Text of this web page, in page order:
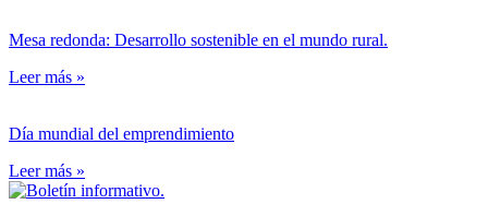
Mesa redonda: Desarrollo sostenible en el mundo rural.
Leer más »
Día mundial del emprendimiento
Leer más »